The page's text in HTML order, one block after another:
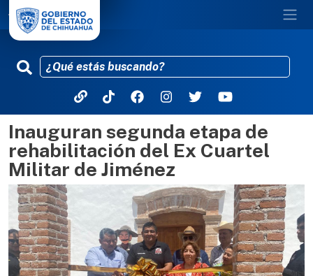
Pasar al contenido principal
Inauguran segunda etapa de
rehabilitación del Ex Cuartel
Militar de Jiménez